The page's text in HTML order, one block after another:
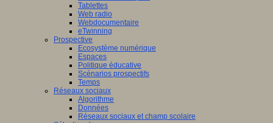
Tablettes
Web radio
Webdocumentaire
eTwinning
Prospective
Ecosystème numérique
Espaces
Politique éducative
Scénarios prospectifs
Temps
Réseaux sociaux
Algorithme
Données
Réseaux sociaux et champ scolaire